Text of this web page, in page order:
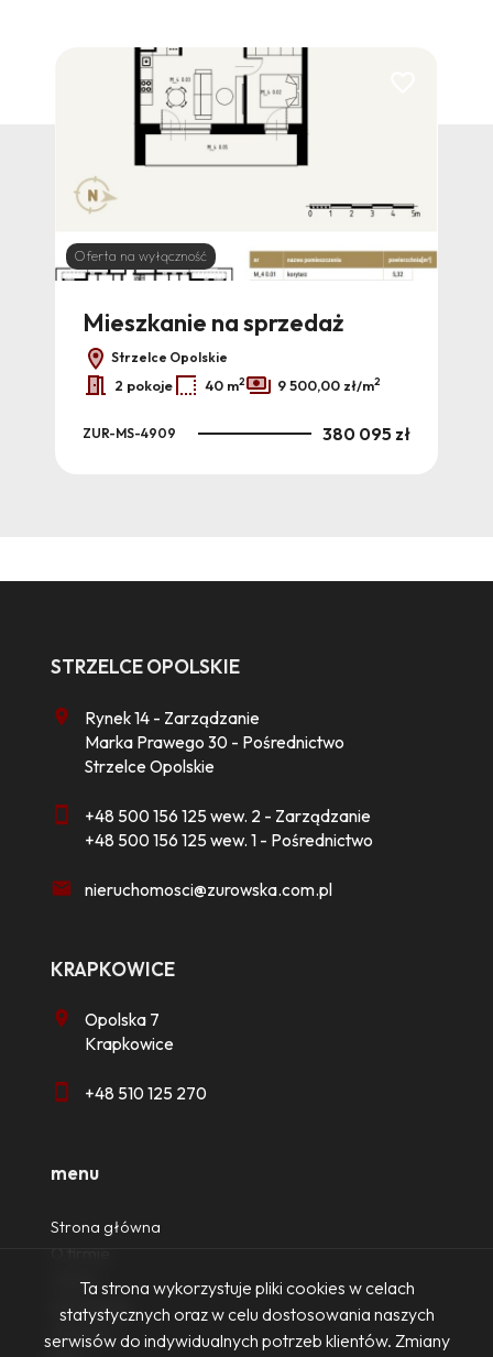
Oferta na wyłączność
Mieszkanie na sprzedaż
Strzelce Opolskie
2 pokoje 40 m2 9 500,00 zł/m2
ZUR-MS-4909 380 095 zł
STRZELCE OPOLSKIE
Rynek 14 - Zarządzanie
Marka Prawego 30 - Pośrednictwo
Strzelce Opolskie
+48 500 156 125 wew. 2 - Zarządzanie
+48 500 156 125 wew. 1 - Pośrednictwo
nieruchomosci@zurowska.com.pl
KRAPKOWICE
Opolska 7
Krapkowice
+48 510 125 270
menu
Strona główna
Oferty
Zgłoszenia
Ulubione
Ta strona wykorzystuje pliki cookies w celach
statystycznych oraz w celu dostosowania naszych
serwisów do indywidualnych potrzeb klientów. Zmiany